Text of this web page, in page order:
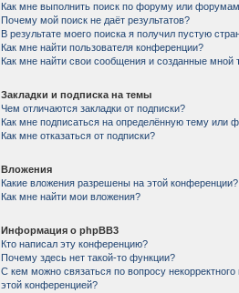
Как мне выполнить поиск по форуму или
Почему мой поиск не даёт результатов?
В результате моего поиска я получил пустую
Как мне найти пользователя конференции?
Как мне найти свои сообщения и созданные мной
Закладки и подписка на темы
Чем отличаются закладки от подписки?
Как мне подписаться на определённую тему или
Как мне отказаться от подписки?
Вложения
Какие вложения разрешены на этой конференции?
Как мне найти мои вложения?
Информация о phpBB3
Кто написал эту конференцию?
Почему здесь нет такой-то функции?
С кем можно связаться по вопросу
этой конференцией?